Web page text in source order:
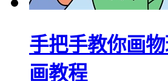
手把手教你画
画教程